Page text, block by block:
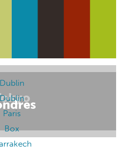
Dublin
Paris
Box